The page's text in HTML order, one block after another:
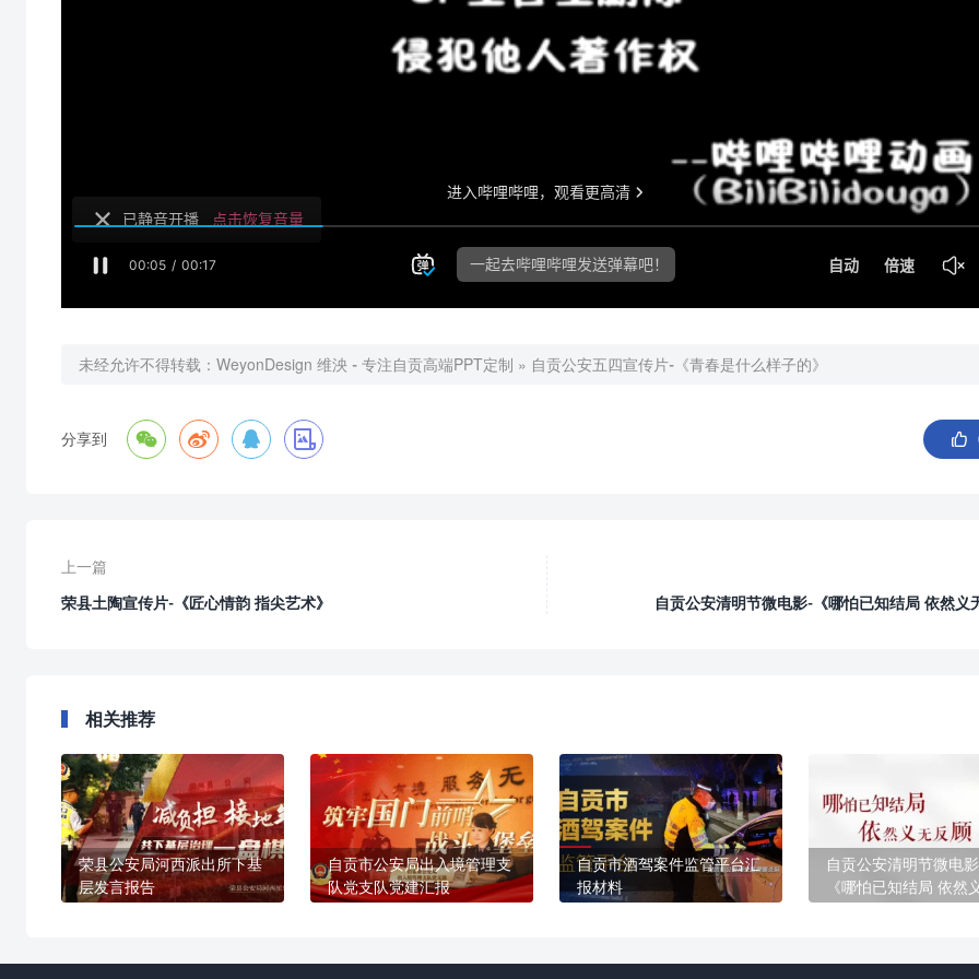
未经允许不得转载： WeyonDesign 维泱 - 专注自贡高端PPT定制 » 自贡公安五四宣传片-《青春是什么样子的》
分享到     
上一篇
荣县土陶宣传片-《匠心情韵 指尖艺术》
自贡公安清明节微电影-《哪怕已知结局 依然义
相关推荐
荣县公安局河西派出所下基
层发言报告
自贡市公安局出入境管理支
队党支队党建汇报
自贡市酒驾案件监管平台汇
报材料
自贡公安清明节微电
《哪怕已知结局 依然